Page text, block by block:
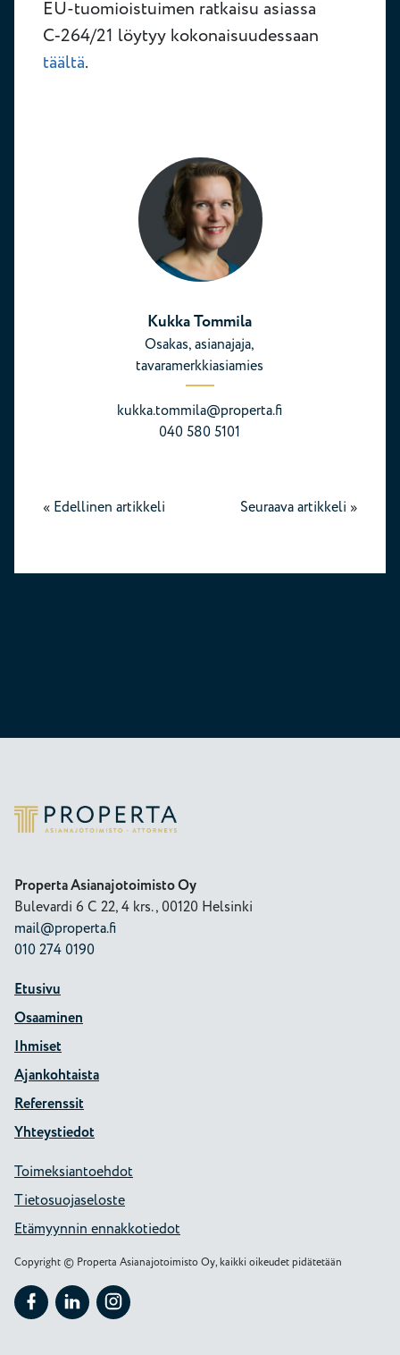
EU-tuomioistuimen ratkaisu asiassa
C‑264/21 löytyy kokonaisuudessaan
täältä.
Kukka Tommila
Osakas, asianajaja,
tavaramerkkiasiamies
kukka.tommila@properta.fi
040 580 5101
« Edellinen artikkeli Seuraava artikkeli »
Properta
Properta Asianajotoimisto Oy
Bulevardi 6 C 22, 4 krs., 00120 Helsinki
mail@properta.fi
010 274 0190
Etusivu
Osaaminen
Ihmiset
Ajankohtaista
Referenssit
Yhteystiedot
Toimeksiantoehdot
Tietosuojaseloste
Etämyynnin ennakkotiedot
Copyright © Properta Asianajotoimisto Oy, kaikki oikeudet pidätetään
Seuraa Properta kohteessa: Facebook
Seuraa Properta kohteessa: LinkedIn
Seuraa Properta kohteessa: Instagram